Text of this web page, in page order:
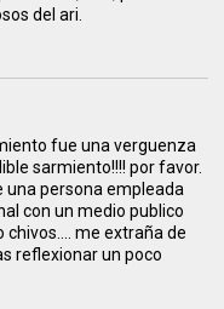
del ari.
fue una verguenza
sarmiento!!!! por favor.
una persona empleada
con un medio publico
me extraña de
reflexionar un poco